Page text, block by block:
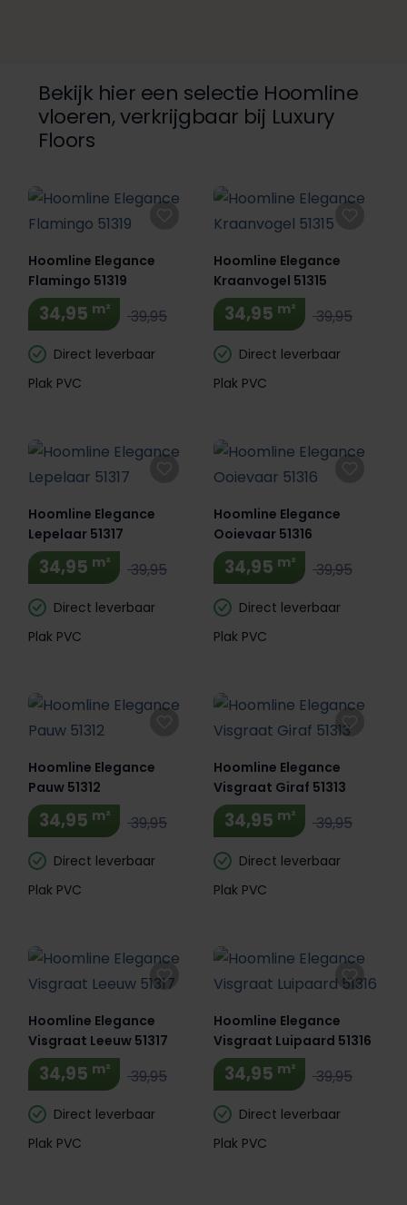
Bekijk hier een selectie Hoomline
vloeren, verkrijgbaar bij Luxury
Floors
Hoomline Elegance
Flamingo 51319
34,95 m² 39,95
Direct leverbaar
Plak PVC
Hoomline Elegance
Kraanvogel 51315
34,95 m² 39,95
Direct leverbaar
Plak PVC
Hoomline Elegance
Lepelaar 51317
34,95 m² 39,95
Direct leverbaar
Plak PVC
Hoomline Elegance
Ooievaar 51316
34,95 m² 39,95
Direct leverbaar
Plak PVC
Hoomline Elegance
Pauw 51312
34,95 m² 39,95
Direct leverbaar
Plak PVC
Hoomline Elegance
Visgraat Giraf 51313
34,95 m² 39,95
Direct leverbaar
Plak PVC
Hoomline Elegance
Visgraat Leeuw 51317
34,95 m² 39,95
Direct leverbaar
Plak PVC
Hoomline Elegance
Visgraat Luipaard 51316
34,95 m² 39,95
Direct leverbaar
Plak PVC